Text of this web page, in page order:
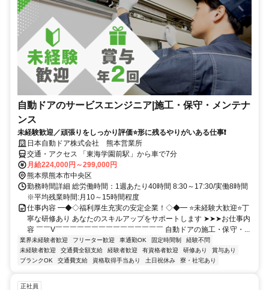
自動ドアのサービスエンジニア|施工・保守・メンテナ
ンス
未経験歓迎／頑張りをしっかり評価⭐形に残るやりがいある仕事❗
日本自動ドア株式会社 熊本営業所
交通・アクセス 「東海学園前駅」から車で7分
月給224,000円～299,000円
熊本県熊本市中央区
勤務時間詳細 総労働時間：1週あたり40時間 8:30～17:30/実働8時間
※平均残業時間:月10～15時間程度
仕事内容 ━◆◇福利厚生充実の安定企業！◇◆━ ⭐未経験大歓迎⭐丁
寧な研修あり あなたのスキルアップをサポートします ➤➤➤お仕事内
容 ￣￣V￣￣￣￣￣￣￣￣￣￣￣￣￣￣￣ 自動ドアの施工・保守・...
業界未経験者歓迎 フリーター歓迎 車通勤OK 固定時間制
経験不問
未経験者歓迎
交通費全額支給 経験者歓迎 有資格者歓迎 研修あり
賞与あり
ブランクOK
交通費支給 資格取得手当あり 土日祝休み 寮・社宅あり
正社員